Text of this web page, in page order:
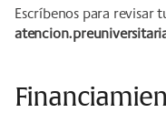
Escríbenos para revisar